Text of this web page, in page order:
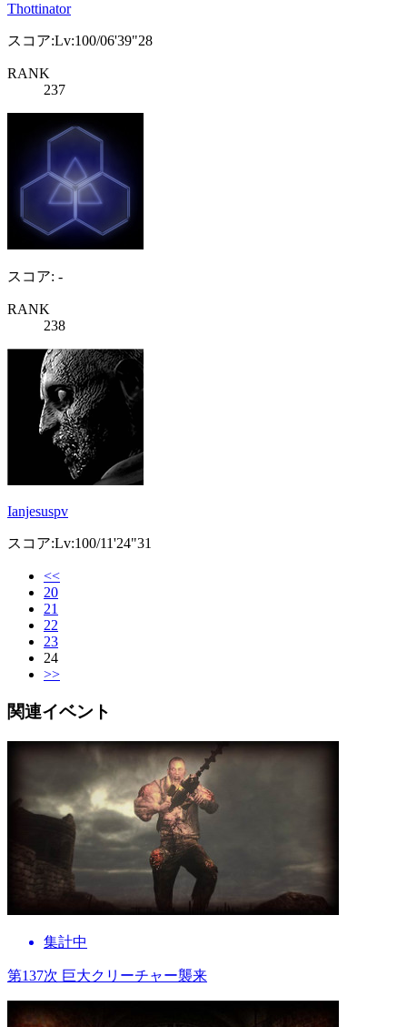
Thottinator
スコア:Lv:100/06'39"28
RANK
237
スコア: -
RANK
238
Ianjesuspv
スコア:Lv:100/11'24"31
<<
20
21
22
23
24
>>
関連イベント
集計中
第137次 巨大クリーチャー襲来